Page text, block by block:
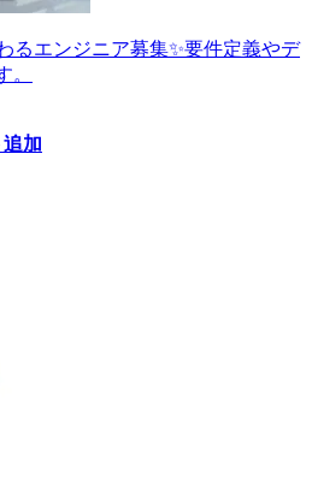
るエンジニア募集✨要件定義やデ
。
加